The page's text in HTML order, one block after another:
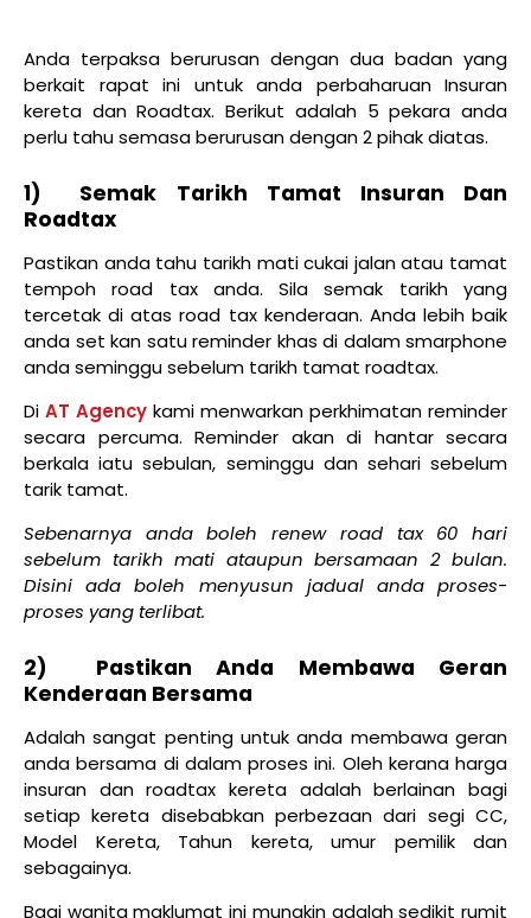
Anda terpaksa berurusan dengan dua badan yang
berkait rapat ini untuk anda perbaharuan Insuran
kereta dan Roadtax. Berikut adalah 5 pekara anda
perlu tahu semasa berurusan dengan 2 pihak diatas.
1) Semak Tarikh Tamat Insuran Dan
Roadtax
Pastikan anda tahu tarikh mati cukai jalan atau tamat
tempoh road tax anda. Sila semak tarikh yang
tercetak di atas road tax kenderaan. Anda lebih baik
anda set kan satu reminder khas di dalam smarphone
anda seminggu sebelum tarikh tamat roadtax.
Di AT Agency kami menwarkan perkhimatan reminder
secara percuma. Reminder akan di hantar secara
berkala iatu sebulan, seminggu dan sehari sebelum
tarik tamat.
Sebenarnya anda boleh renew road tax 60 hari
sebelum tarikh mati ataupun bersamaan 2 bulan.
Disini ada boleh menyusun jadual anda proses-
proses yang terlibat.
2) Pastikan Anda Membawa Geran
Kenderaan Bersama
Adalah sangat penting untuk anda membawa geran
anda bersama di dalam proses ini. Oleh kerana harga
insuran dan roadtax kereta adalah berlainan bagi
setiap kereta disebabkan perbezaan dari segi CC,
Model Kereta, Tahun kereta, umur pemilik dan
sebagainya.
Bagi wanita maklumat ini mungkin adalah sedikit rumit